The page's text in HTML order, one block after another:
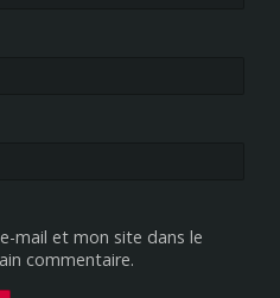
mail et mon site dans le
commentaire.